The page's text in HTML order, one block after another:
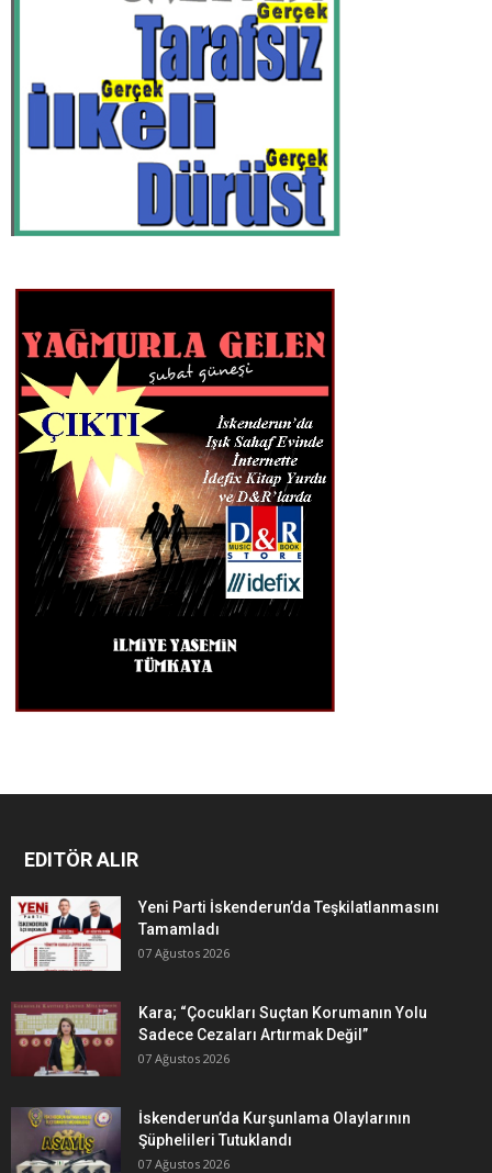
EDITÖR ALIR
Yeni Parti İskenderun’da Teşkilatlanmasını
Tamamladı
07 Ağustos 2026
Kara; “Çocukları Suçtan Korumanın Yolu
Sadece Cezaları Artırmak Değil”
07 Ağustos 2026
İskenderun’da Kurşunlama Olaylarının
Şüphelileri Tutuklandı
07 Ağustos 2026